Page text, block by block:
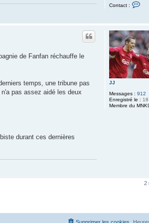
Contact :
c
t
e
r
b
e
n
o
i
c
a
e
JJ
Messages : 912
Enregistré le :
Membre du
de Fanfan réchauffe le
temps, une tribune pas
pas assez aidé les deux
durant ces dernières
2